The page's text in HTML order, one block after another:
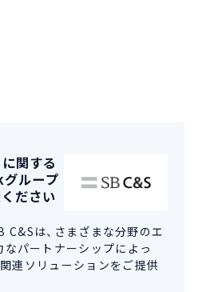
関する
ループ
ださい
は、さまざまな分野のエ
パートナーシップによっ
連ソリューションをご提供